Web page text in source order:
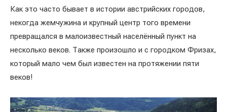
Как это часто бывает в истории австрийских городов,
некогда жемчужина и крупный центр того времени
превращался в малоизвестный населённый пункт на
несколько веков. Также произошло и с городком Фризах,
который мало чем был известен на протяжении пяти
веков!